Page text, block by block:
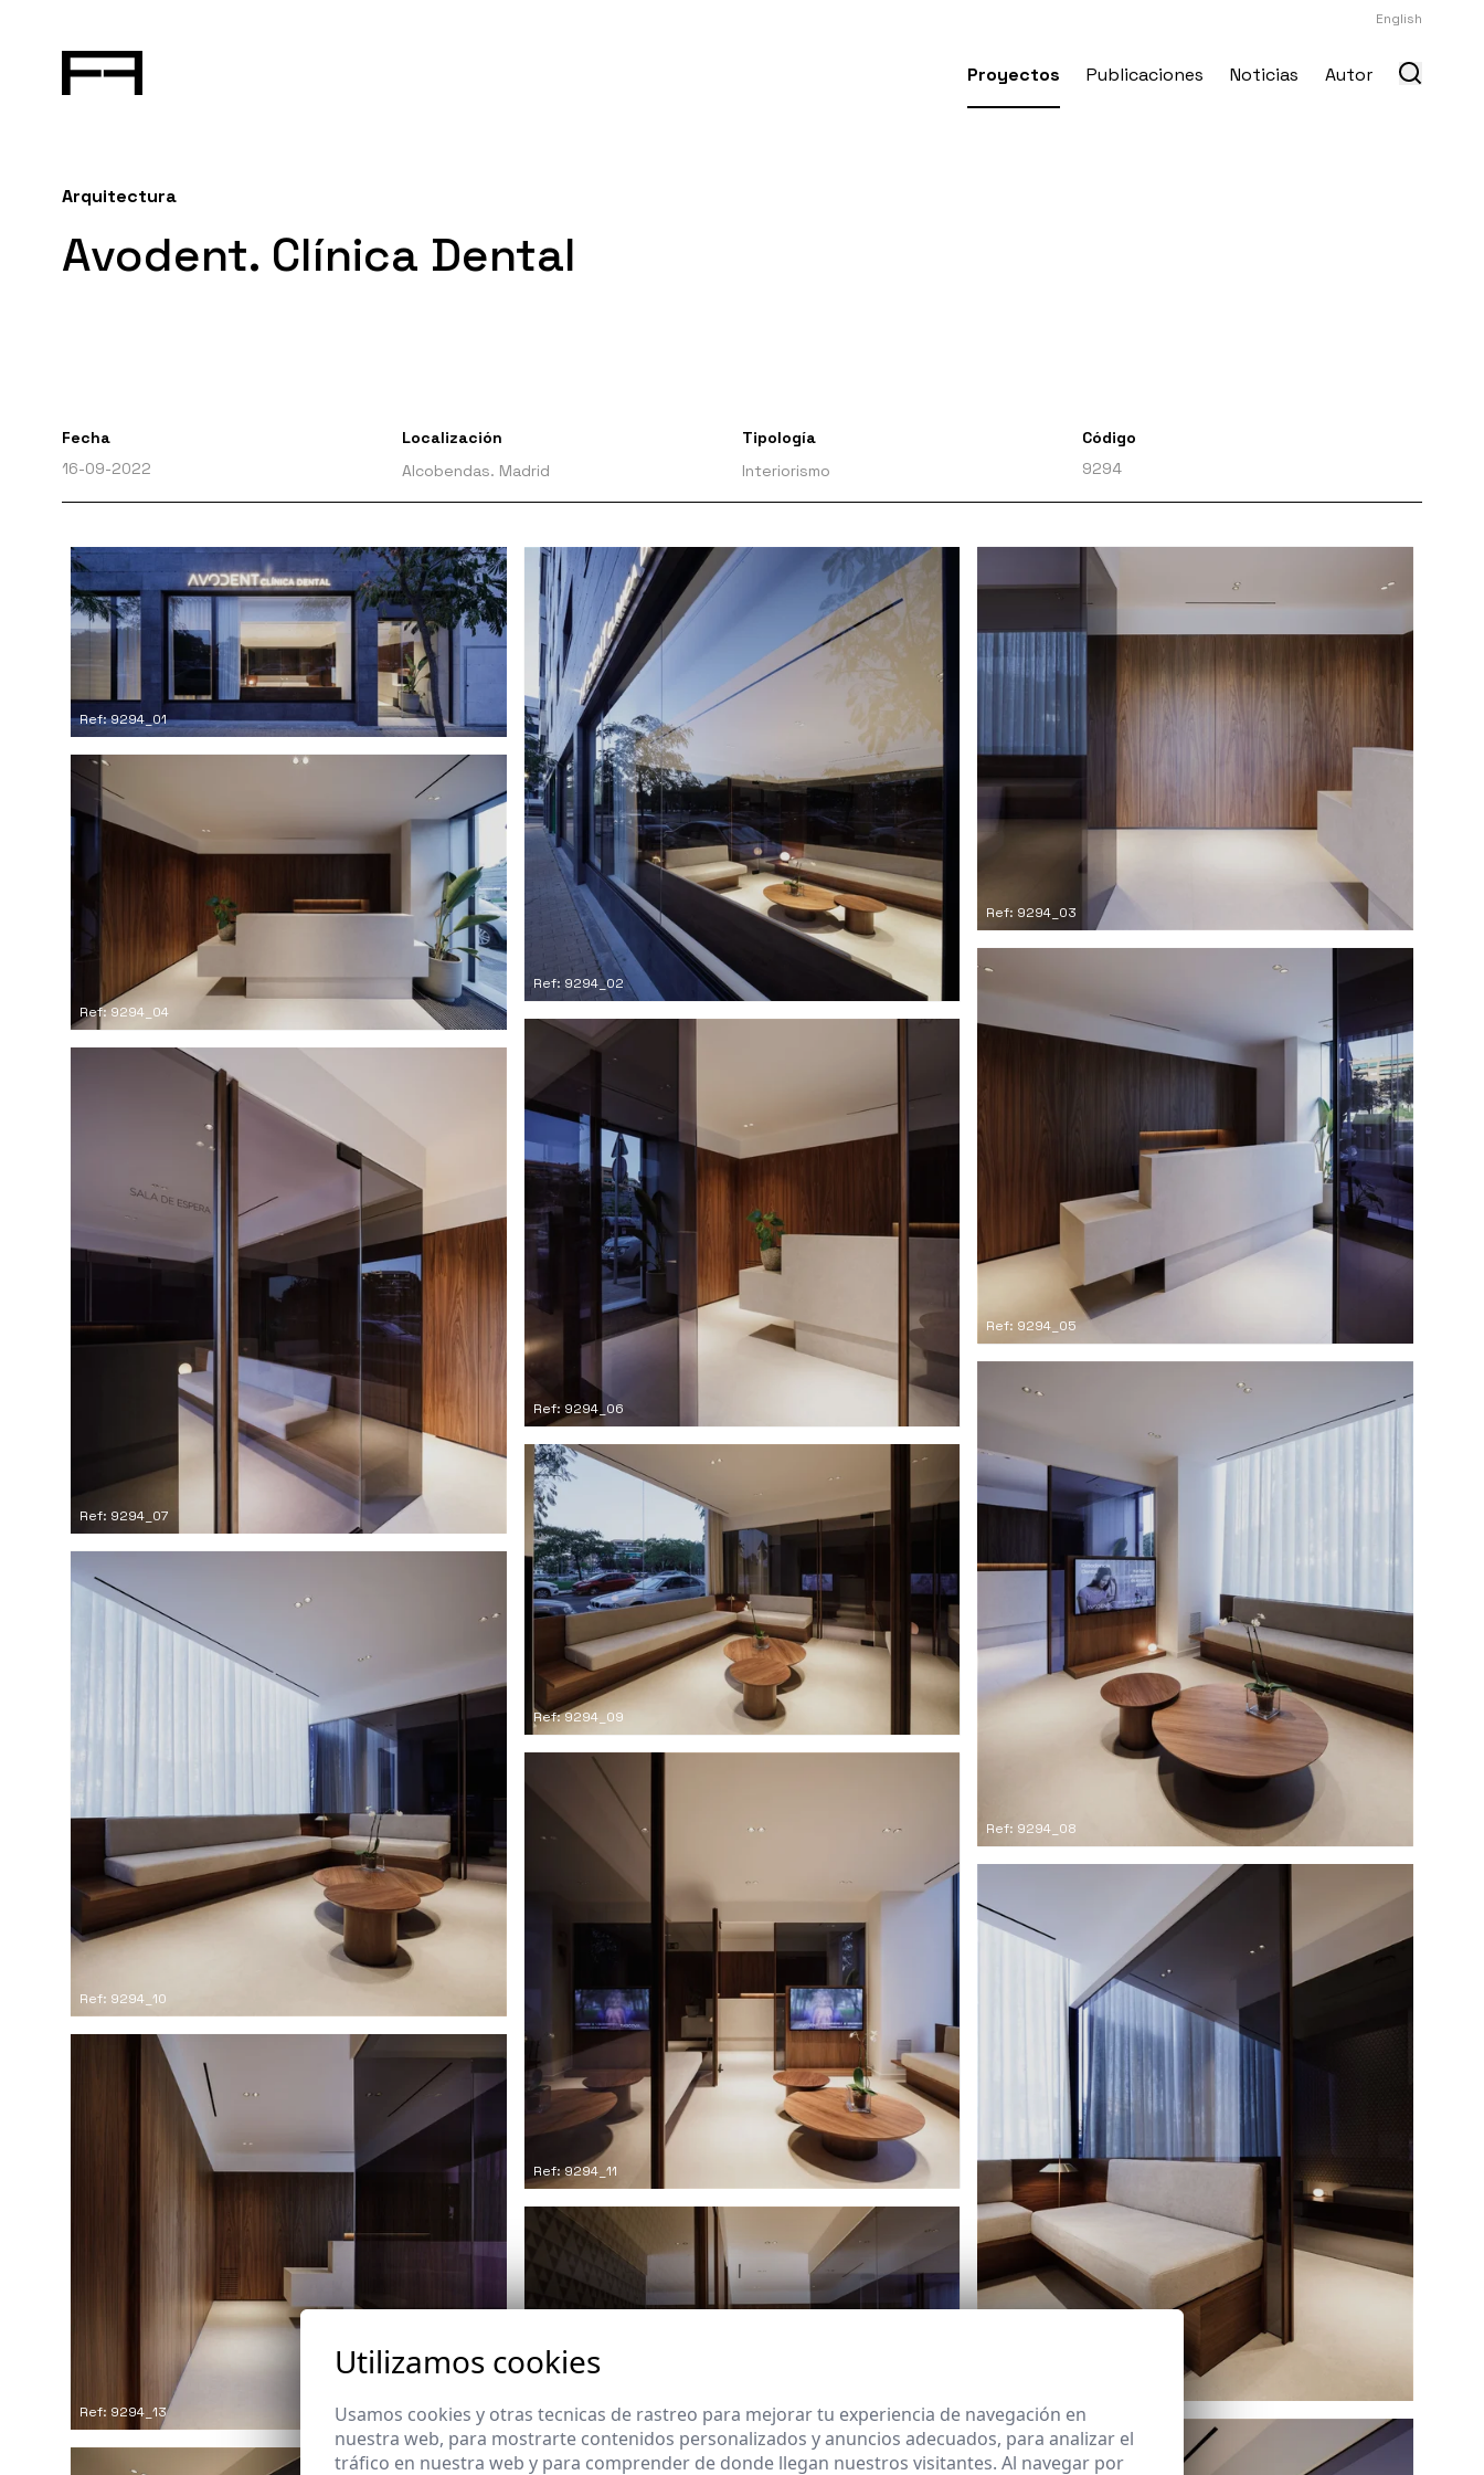
English
Proyectos Publicaciones Noticias Autor
Arquitectura
Avodent. Clínica Dental
Fecha
16-09-2022
Localización
Alcobendas. Madrid
Tipología
Interiorismo
Código
9294
Ref: 9294_01
Ref: 9294_02
Ref: 9294_03
Ref: 9294_04
Ref: 9294_05
Ref: 9294_06
Ref: 9294_07
Ref: 9294_08
Ref: 9294_09
Ref: 9294_10
Ref: 9294_11
Ref: 9294_13
Utilizamos cookies
Usamos cookies y otras tecnicas de rastreo para mejorar tu experiencia de navegación en
nuestra web, para mostrarte contenidos personalizados y anuncios adecuados, para analizar el
tráfico en nuestra web y para comprender de donde llegan nuestros visitantes. Al navegar por